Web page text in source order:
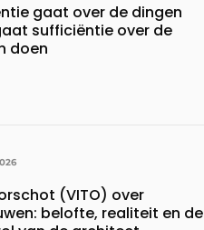
gaat over de dingen
sufficiëntie over de
doen
(VITO) over
belofte, realiteit en de